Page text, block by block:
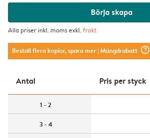
Börja skapa
Alla priser inkl. moms exkl.frakt
Beställ flera kopior, spara mer| Mängdrabatt question_mark_circle
Antal Pris per styck
1 - 2
3 - 4